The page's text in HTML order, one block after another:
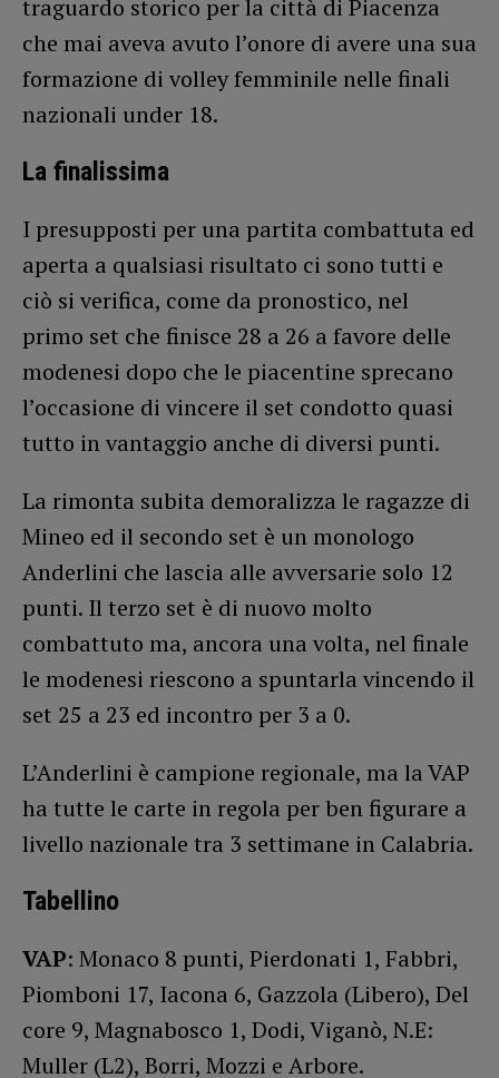
traguardo storico per la città di Piacenza
che mai aveva avuto l’onore di avere una sua
formazione di volley femminile nelle finali
nazionali under 18.
La finalissima
I presupposti per una partita combattuta ed
aperta a qualsiasi risultato ci sono tutti e
ciò si verifica, come da pronostico, nel
primo set che finisce 28 a 26 a favore delle
modenesi dopo che le piacentine sprecano
l’occasione di vincere il set condotto quasi
tutto in vantaggio anche di diversi punti.
La rimonta subita demoralizza le ragazze di
Mineo ed il secondo set è un monologo
Anderlini che lascia alle avversarie solo 12
punti. Il terzo set è di nuovo molto
combattuto ma, ancora una volta, nel finale
le modenesi riescono a spuntarla vincendo il
set 25 a 23 ed incontro per 3 a 0.
L’Anderlini è campione regionale, ma la VAP
ha tutte le carte in regola per ben figurare a
livello nazionale tra 3 settimane in Calabria.
Tabellino
VAP: Monaco 8 punti, Pierdonati 1, Fabbri,
Piomboni 17, Iacona 6, Gazzola (Libero), Del
core 9, Magnabosco 1, Dodi, Viganò, N.E:
Muller (L2), Borri, Mozzi e Arbore.